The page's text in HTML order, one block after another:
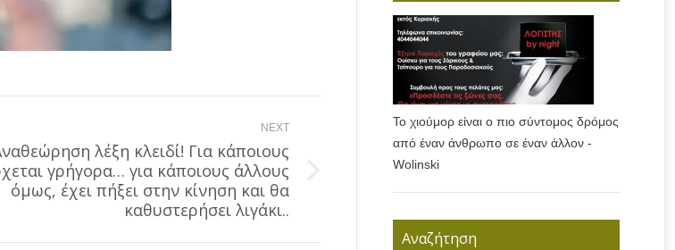
NEXT
λέξη κλειδί! Για κάποιους
γρήγορα… για κάποιους άλλους
όμως, έχει πήξει στην κίνηση και θα
καθυστερήσει λιγάκι..
Το χιούμορ είναι ο πιο σύντομος δρόμος
από έναν άνθρωπο σε έναν άλλον -
Wolinski
Αναζήτηση